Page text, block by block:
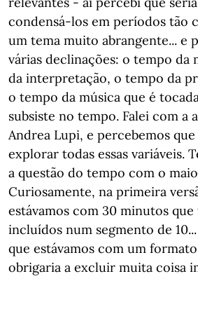
condensá-los em períodos tão
um tema muito abrangente... e
várias declinações: o tempo da
da interpretação, o tempo da
o tempo da música que é
subsiste no tempo. Falei com a
Andrea Lupi, e percebemos
explorar todas essas variáveis.
a questão do tempo com o
Curiosamente, na primeira
estávamos com 30 minutos
incluídos num segmento de
que estávamos com um
obrigaria a excluir muita coisa